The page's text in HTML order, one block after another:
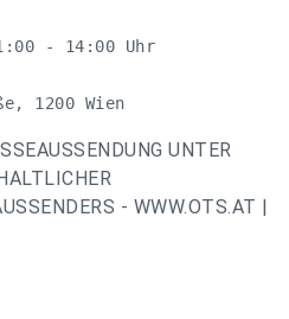
- 14:00 Uhr
1200 Wien
UNTER
- WWW.OTS.AT |